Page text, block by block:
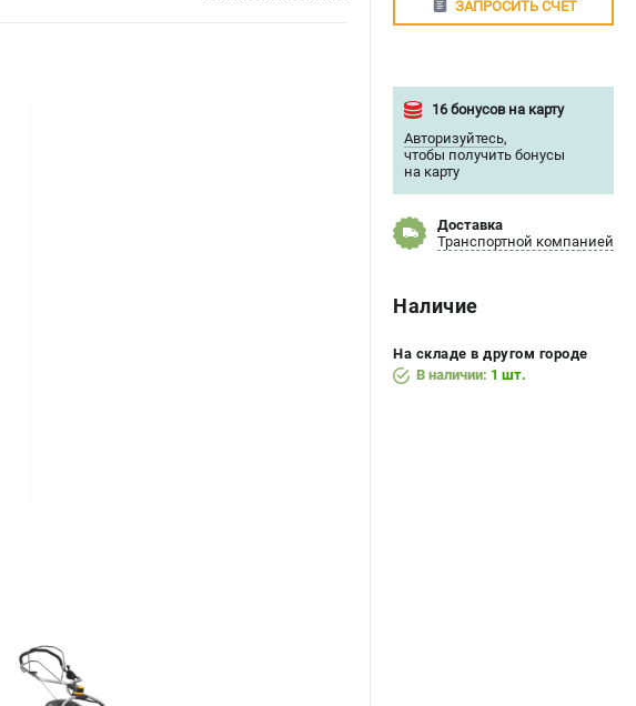
ЗАПРОСИТЬ СЧЕТ
16 бонусов на карту
Авторизуйтесь,
чтобы получить бонусы
на карту
Доставка
Транспортной компанией
Наличие
На складе в другом городе
В наличии: 1 шт.